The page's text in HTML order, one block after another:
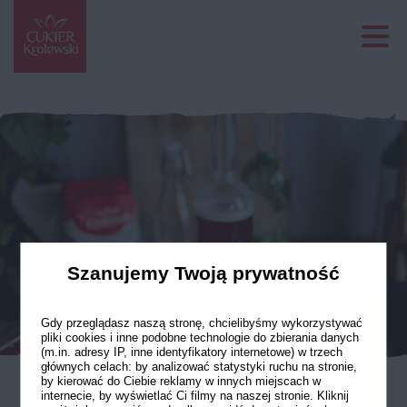
Szanujemy Twoją prywatność
Gdy przeglądasz naszą stronę, chcielibyśmy wykorzystywać
pliki cookies i inne podobne technologie do zbierania danych
(m.in. adresy IP, inne identyfikatory internetowe) w trzech
głównych celach: by analizować statystyki ruchu na stronie,
by kierować do Ciebie reklamy w innych miejscach w
internecie, by wyświetlać Ci filmy na naszej stronie. Kliknij